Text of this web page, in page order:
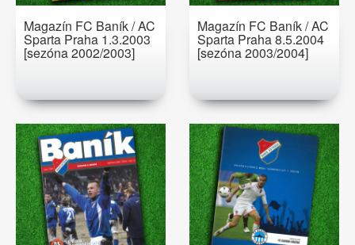
Magazín FC Baník / AC
Sparta Praha 1.3.2003
[sezóna 2002/2003]
Magazín FC Baník / AC
Sparta Praha 8.5.2004
[sezóna 2003/2004]